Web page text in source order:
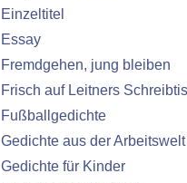
Einzeltitel
Essay
Fremdgehen, jung bleiben
Frisch auf Leitners
Fußballgedichte
Gedichte aus der Arbeitswelt
Gedichte für Kinder